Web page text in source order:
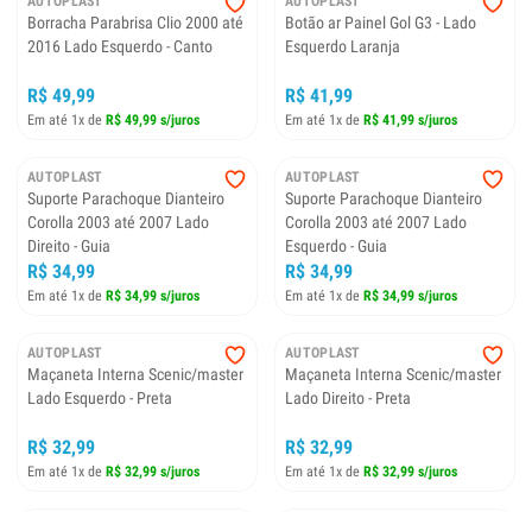
Borracha Parabrisa Clio 2000 até
2016 Lado Esquerdo - Canto
R$ 49,99
Em até 1x de R$ 49,99 s/juros
Botão ar Painel Gol G3 - Lado
Esquerdo Laranja
R$ 41,99
Em até 1x de R$ 41,99 s/juros
AUTOPLAST
Suporte Parachoque Dianteiro
Corolla 2003 até 2007 Lado
Direito - Guia
R$ 34,99
Em até 1x de R$ 34,99 s/juros
AUTOPLAST
Suporte Parachoque Dianteiro
Corolla 2003 até 2007 Lado
Esquerdo - Guia
R$ 34,99
Em até 1x de R$ 34,99 s/juros
AUTOPLAST
Maçaneta Interna Scenic/master
Lado Esquerdo - Preta
R$ 32,99
Em até 1x de R$ 32,99 s/juros
AUTOPLAST
Maçaneta Interna Scenic/master
Lado Direito - Preta
R$ 32,99
Em até 1x de R$ 32,99 s/juros